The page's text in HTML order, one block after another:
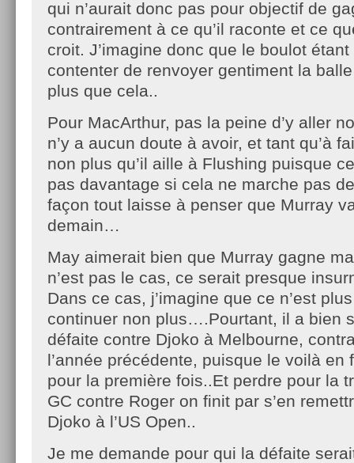
qui n’aurait donc pas pour objectif de
contrairement à ce qu’il raconte et ce
croit. J’imagine donc que le boulot
contenter de renvoyer gentiment la
plus que cela..
Pour MacArthur, pas la peine d’y aller
n’y a aucun doute à avoir, et tant qu’à
non plus qu’il aille à Flushing puisque
pas davantage si cela ne marche pas
façon tout laisse à penser que Murray
demain…
May aimerait bien que Murray gagne
n’est pas le cas, ce serait presque
Dans ce cas, j’imagine que ce n’est
continuer non plus….Pourtant, il a bien
défaite contre Djoko à Melbourne,
l’année précédente, puisque le voilà en
pour la première fois..Et perdre pour la
GC contre Roger on finit par s’en
Djoko à l’US Open..
Je me demande pour qui la défaite